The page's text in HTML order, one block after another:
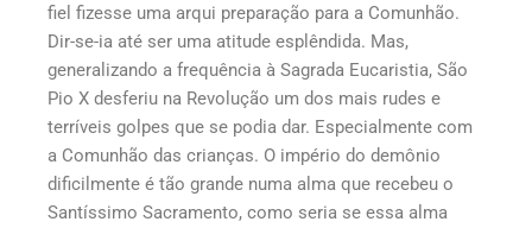
fiel fizesse uma arqui preparação para a Comunhão.
Dir-se-ia até ser uma atitude esplêndida. Mas,
generalizando a frequência à Sagrada Eucaristia, São
Pio X desferiu na Revolução um dos mais rudes e
terríveis golpes que se podia dar. Especialmente com
a Comunhão das crianças. O império do demônio
dificilmente é tão grande numa alma que recebeu o
Santíssimo Sacramento, como seria se essa alma